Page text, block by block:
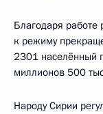
Благодаря работе
к режиму
2301 населённый
миллионов 500
Народу Сирии